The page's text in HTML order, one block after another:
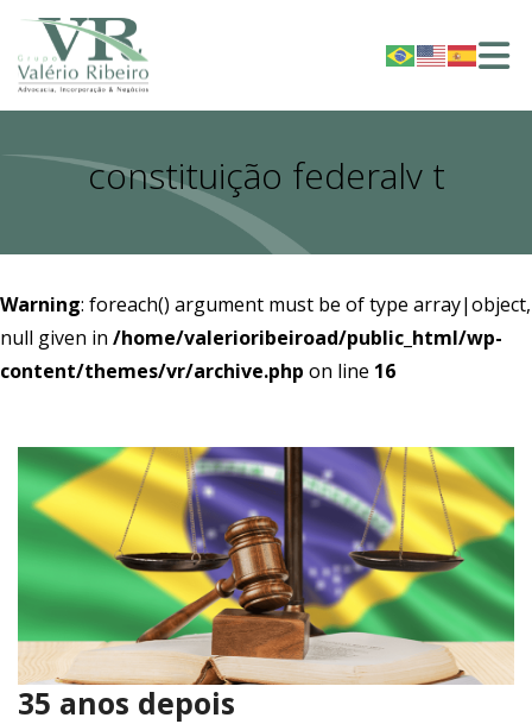
constituição federalv t
Warning: foreach() argument must be of type array|object,
null given in /home/valerioribeiroad/public_html/wp-
content/themes/vr/archive.php on line 16
35 anos depois